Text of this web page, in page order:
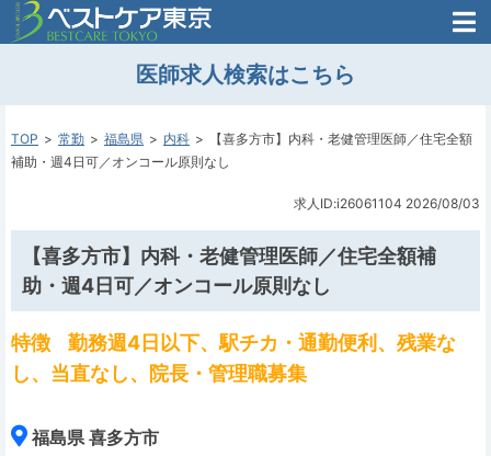
医師がはじめた
医師のための
転職支援
転職支援のお問い合わせ
医師求人検索はこちら
TOP 常勤 福島県 内科
【喜多方市】内科・老健管理医師／住宅全額
補助・週4日可／オンコール原則なし
求人ID:i26061104 2026/08/03
【喜多方市】内科・老健管理医師／住宅全額補
助・週4日可／オンコール原則なし
特徴 勤務週4日以下、駅チカ・通勤便利、残業な
し、当直なし、院長・管理職募集
福島県 喜多方市